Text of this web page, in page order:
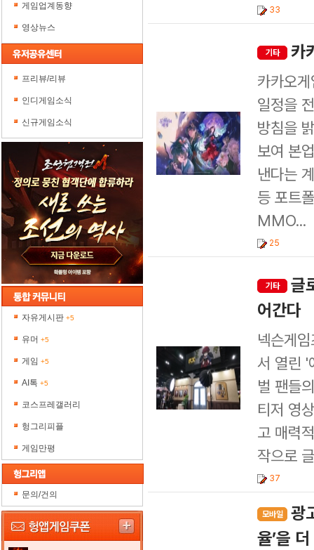
게임업계동향
영상뉴스
프리뷰/리뷰
인디게임소식
신규게임소식
자유게시판 +5
유머 +5
게임 +5
AI톡 +5
코스프레갤러리
헝그리피플
게임만평
문의/건의
33
기타 카
카카오
일정을
방침을
보여 본
낸다는
등 포트
MMO...
25
기타
글
어간다
넥슨게
서 열린
벌 팬들
티저 영
고 매력
작으로
37
모바일
광
율’을